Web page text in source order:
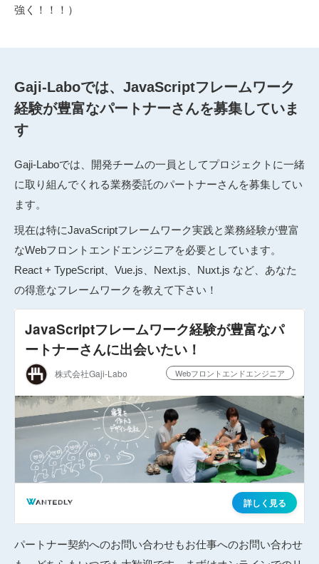
強く！！！）
Gaji-Laboでは、JavaScriptフレームワーク
経験が豊富なパートナーさんを募集していま
す
Gaji-Laboでは、開発チームの一員としてプロジェクトに一緒
に取り組んでくれる業務委託のパートナーさんを募集してい
ます。
現在は特にJavaScriptフレームワーク実践と業務経験が豊富
なWebフロントエンドエンジニアを必要としています。
React + TypeScript、Vue.js、Next.js、Nuxt.js など、あなた
の得意なフレームワークを教えて下さい！
パートナー契約へのお問い合わせもお仕事へのお問い合わせ